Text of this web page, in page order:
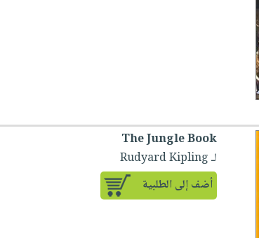
The Jungle Book
لـ Rudyard Kipling
أضف إلى الطلبية